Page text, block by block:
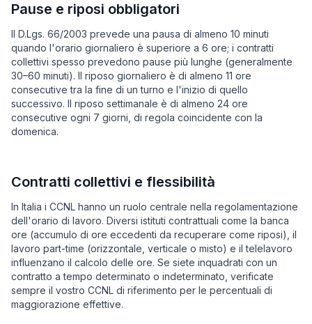
Pause e riposi obbligatori
Il D.Lgs. 66/2003 prevede una pausa di almeno 10 minuti
quando l'orario giornaliero è superiore a 6 ore; i contratti
collettivi spesso prevedono pause più lunghe (generalmente
30–60 minuti). Il riposo giornaliero è di almeno 11 ore
consecutive tra la fine di un turno e l'inizio di quello
successivo. Il riposo settimanale è di almeno 24 ore
consecutive ogni 7 giorni, di regola coincidente con la
domenica.
Contratti collettivi e flessibilità
In Italia i CCNL hanno un ruolo centrale nella regolamentazione
dell'orario di lavoro. Diversi istituti contrattuali come la banca
ore (accumulo di ore eccedenti da recuperare come riposi), il
lavoro part-time (orizzontale, verticale o misto) e il telelavoro
influenzano il calcolo delle ore. Se siete inquadrati con un
contratto a tempo determinato o indeterminato, verificate
sempre il vostro CCNL di riferimento per le percentuali di
maggiorazione effettive.